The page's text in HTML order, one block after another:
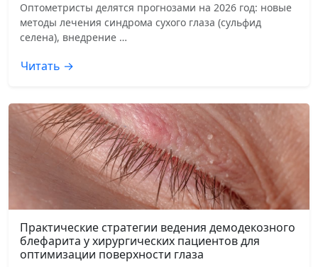
Оптометристы делятся прогнозами на 2026 год: новые
методы лечения синдрома сухого глаза (сульфид
селена), внедрение …
Читать →
Практические стратегии ведения демодекозного
блефарита у хирургических пациентов для
оптимизации поверхности глаза